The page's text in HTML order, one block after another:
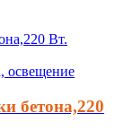
освещение
бетона,220